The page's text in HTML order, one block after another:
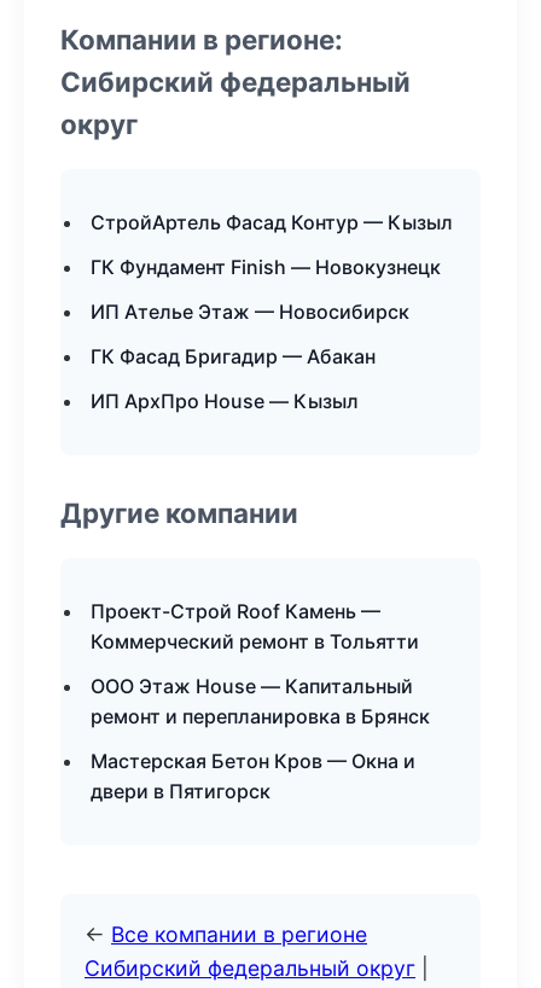
Компании в регионе:
Сибирский федеральный
округ
СтройАртель Фасад Контур — Кызыл
ГК Фундамент Finish — Новокузнецк
ИП Ателье Этаж — Новосибирск
ГК Фасад Бригадир — Абакан
ИП АрхПро House — Кызыл
Другие компании
Проект-Строй Roof Камень —
Коммерческий ремонт в Тольятти
ООО Этаж House — Капитальный
ремонт и перепланировка в Брянск
Мастерская Бетон Кров — Окна и
двери в Пятигорск
← Все компании в регионе
Сибирский федеральный округ